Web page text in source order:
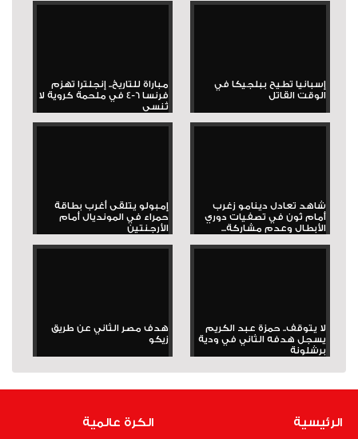
إسبانيا تطيح ببلجيكا في
الوقت القاتل
مباراة للتاريخ.. إنجلترا تهزم
فرنسا 6-4 في ملحمة كروية لا
تُنسى
شاهد تعادل دينامو زغرب
أمام ثون في تصفيات دوري
الأبطال وعدم مشاركة...
إمبولو يتلقى أغرب بطاقة
حمراء في المونديال أمام
الأرجنتين
لا يتوقف.. حمزة عبد الكريم
يسجل هدفه الثاني في ودية
برشلونة
هدف مصر الثاني عن طريق
زيكو
الرئيسية الكرة عالمية